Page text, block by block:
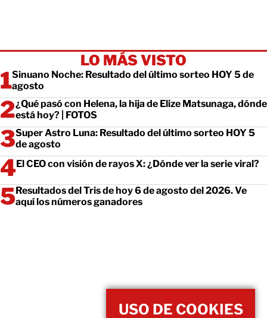
LO MÁS VISTO
Sinuano Noche: Resultado del último sorteo HOY 5 de
agosto
¿Qué pasó con Helena, la hija de Elize Matsunaga, dónde
está hoy? | FOTOS
Super Astro Luna: Resultado del último sorteo HOY 5
de agosto
El CEO con visión de rayos X: ¿Dónde ver la serie viral?
Resultados del Tris de hoy 6 de agosto del 2026. Ve
aquí los números ganadores
USO DE COOKIES